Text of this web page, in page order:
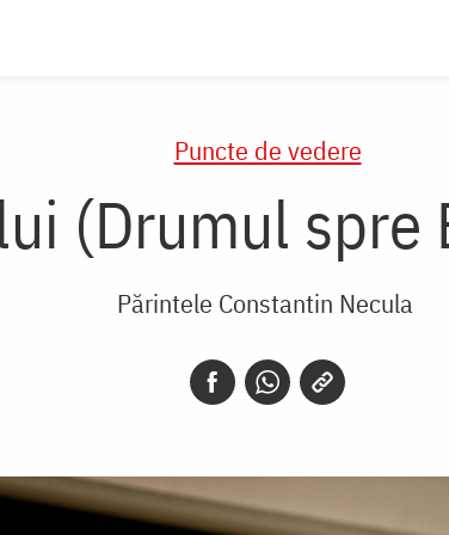
Puncte de vedere
(Drumul
Părintele Constantin Necula